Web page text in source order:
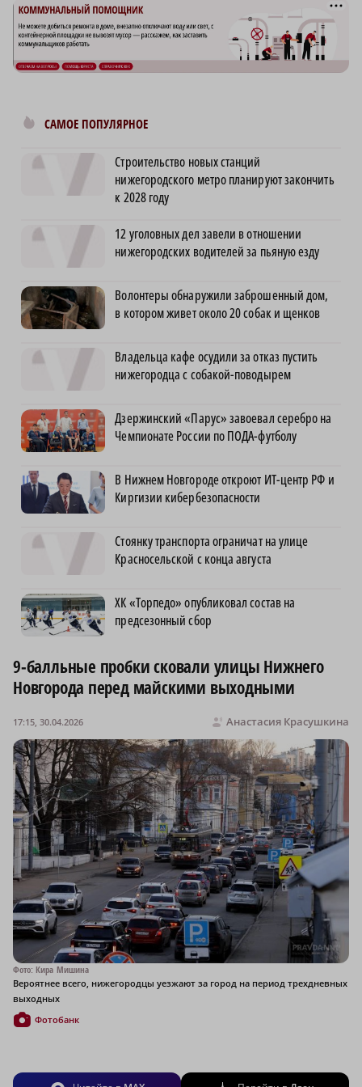
САМОЕ ПОПУЛЯРНОЕ
Строительство новых станций
нижегородского метро планируют закончить
к 2028 году
12 уголовных дел завели в отношении
нижегородских водителей за пьяную езду
Волонтеры обнаружили заброшенный дом,
в котором живет около 20 собак и щенков
Владельца кафе осудили за отказ пустить
нижегородца с собакой-поводырем
Дзержинский «Парус» завоевал серебро на
Чемпионате России по ПОДА-футболу
В Нижнем Новгороде откроют ИТ-центр РФ и
Киргизии кибербезопасности
Стоянку транспорта ограничат на улице
Красносельской с конца августа
ХК «Торпедо» опубликовал состав на
предсезонный сбор
9‑балльные пробки сковали улицы Нижнего
Новгорода перед майскими выходными
Анастасия Красушкина
17:15, 30.04.2026
Фото: Кира Мишина
Вероятнее всего, нижегородцы уезжают за город на период трехдневных
выходных
Фотобанк